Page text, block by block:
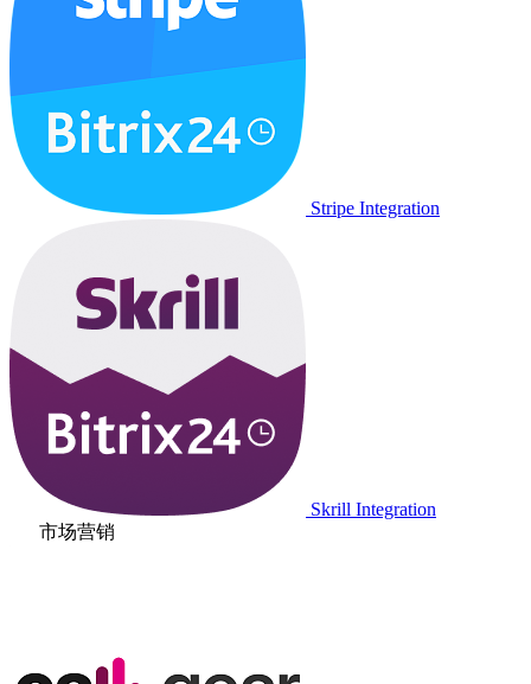
Stripe Integration
Skrill Integration
市场营销